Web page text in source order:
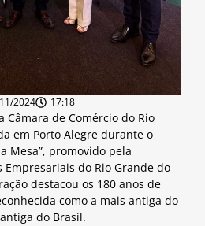
2024 17:18
Câmara de Comércio do Rio
em Porto Alegre durante o
Mesa”, promovido pela
Empresariais do Rio Grande do
destacou os 180 anos de
como a mais antiga do
do Brasil.